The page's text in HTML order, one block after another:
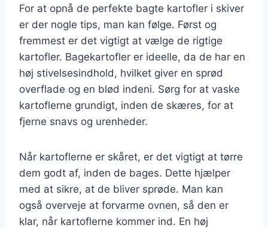
For at opnå de perfekte bagte kartofler i skiver
er der nogle tips, man kan følge. Først og
fremmest er det vigtigt at vælge de rigtige
kartofler. Bagekartofler er ideelle, da de har en
høj stivelsesindhold, hvilket giver en sprød
overflade og en blød indeni. Sørg for at vaske
kartoflerne grundigt, inden de skæres, for at
fjerne snavs og urenheder.
Når kartoflerne er skåret, er det vigtigt at tørre
dem godt af, inden de bages. Dette hjælper
med at sikre, at de bliver sprøde. Man kan
også overveje at forvarme ovnen, så den er
klar, når kartoflerne kommer ind. En høj